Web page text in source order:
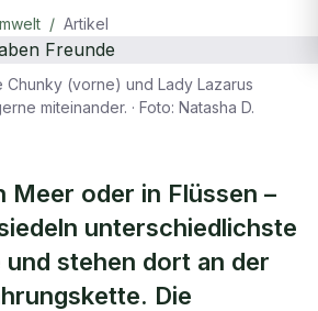
/ Artikel
haben Freunde
Chunky (vorne) und Lady Lazarus
miteinander. · Foto: Natasha D.
Meer oder in Flüssen –
unterschiedlichste
und stehen dort an der
Die